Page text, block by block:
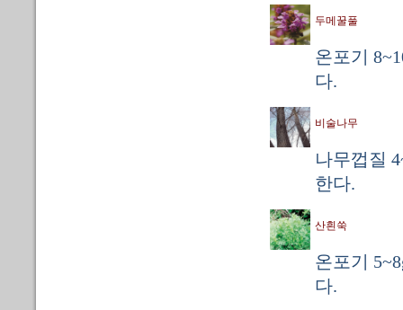
두메꿀풀
온포기
다.
비술나무
나무껍질
한다.
산흰쑥
온포기
다.